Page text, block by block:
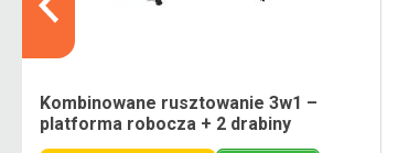
Kombinowane rusztowanie 3w1 –
platforma robocza + 2 drabiny